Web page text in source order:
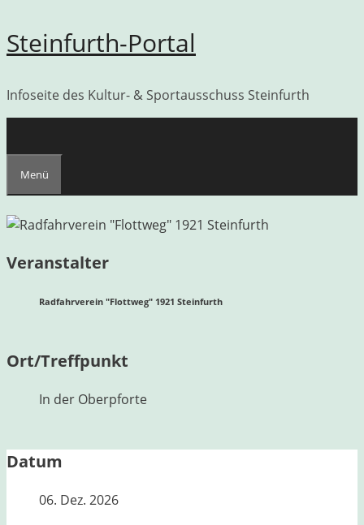
Zum
Inhalt
Steinfurth-Portal
Infoseite des Kultur- & Sportausschuss Steinfurth
Menü
Veranstalter
Radfahrverein "Flottweg" 1921 Steinfurth
Ort/Treffpunkt
In der Oberpforte
Datum
06. Dez. 2026